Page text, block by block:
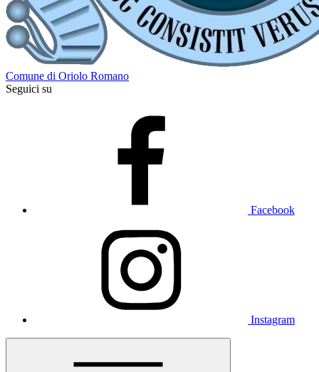
Comune di Oriolo Romano
Seguici su
Facebook
Instagram